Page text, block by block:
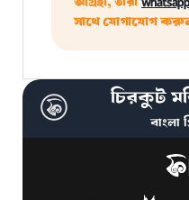
চিরকুট
বাংলা
সাথে যোগাযোগ